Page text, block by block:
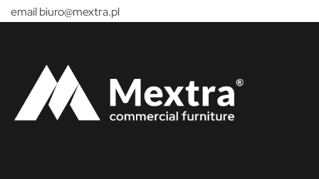
emailbiuro@mextra.pl